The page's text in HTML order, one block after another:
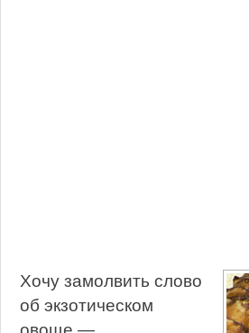
Хочу замолвить слово
об экзотическом